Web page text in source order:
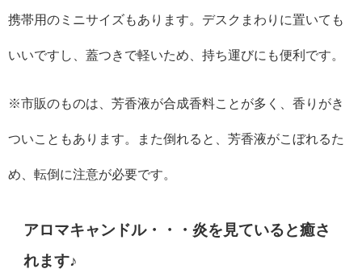
携帯用のミニサイズもあります。デスクまわりに置いても
いいですし、蓋つきで軽いため、持ち運びにも便利です。
※市販のものは、芳香液が合成香料ことが多く、香りがき
ついこともあります。また倒れると、芳香液がこぼれるた
め、転倒に注意が必要です。
アロマキャンドル・・・炎を見ていると癒さ
れます♪